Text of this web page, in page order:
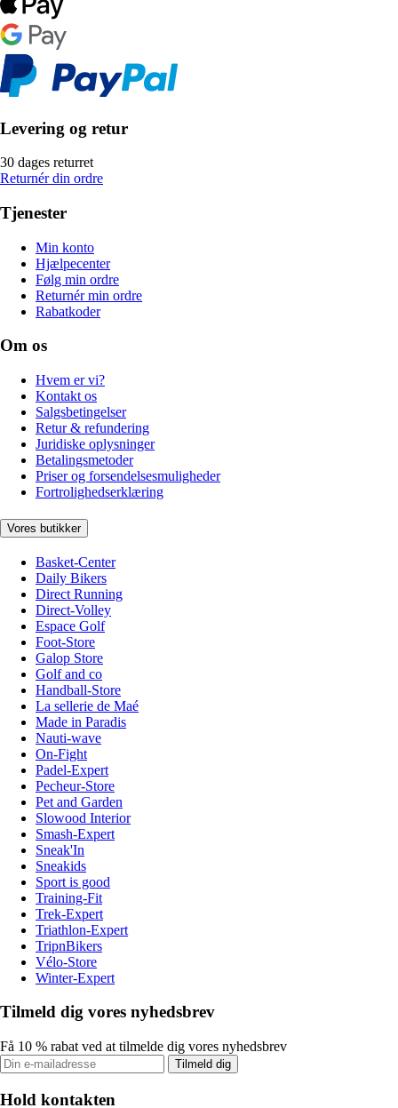
Levering og retur
30 dages returret
Returnér din ordre
Tjenester
Min konto
Hjælpecenter
Følg min ordre
Returnér min ordre
Rabatkoder
Om os
Hvem er vi?
Kontakt os
Salgsbetingelser
Retur & refundering
Juridiske oplysninger
Betalingsmetoder
Priser og forsendelsesmuligheder
Fortrolighedserklæring
Vores butikker
Basket-Center
Daily Bikers
Direct Running
Direct-Volley
Espace Golf
Foot-Store
Galop Store
Golf and co
Handball-Store
La sellerie de Maé
Made in Paradis
Nauti-wave
On-Fight
Padel-Expert
Pecheur-Store
Pet and Garden
Slowood Interior
Smash-Expert
Sneak'In
Sneakids
Sport is good
Training-Fit
Trek-Expert
Triathlon-Expert
TripnBikers
Vélo-Store
Winter-Expert
Tilmeld dig vores nyhedsbrev
Få 10 % rabat ved at tilmelde dig vores nyhedsbrev
Tilmeld dig
Hold kontakten